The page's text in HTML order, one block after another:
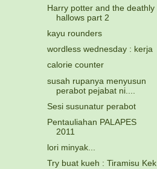
Harry potter and the deathly
hallows part 2
kayu rounders
wordless wednesday : kerja
calorie counter
susah rupanya menyusun
perabot pejabat ni....
Sesi susunatur perabot
Pentauliahan PALAPES
2011
lori minyak...
Try buat kueh : Tiramisu Kek